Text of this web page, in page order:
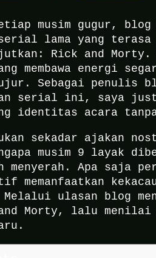
musim gugur,
lama yang
Rick and Morty.
membawa energi
Sebagai penulis
serial ini, saya
identitas acara tanpa
sekadar ajakan
musim 9 layak
menyerah. Apa saja
memanfaatkan
ulasan blog
Morty, lalu menilai